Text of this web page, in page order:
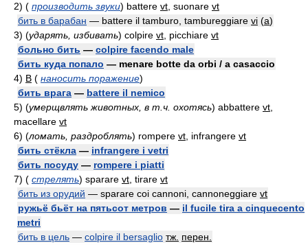
2) ( производить звуки) battere vt , suonare vt
бить в барабан — battere il tamburo, tambureggiare vi (a)
3) (ударять, избивать) colpire vt , picchiare vt
больно бить — colpire facendo male
бить куда попало — menare botte da orbi / a casaccio
4) В ( наносить поражение)
бить врага — battere il nemico
5) (умерщвлять животных, в т.ч. охотясь) abbattere vt
macellare vt
6) (ломать, раздроблять) rompere vt , infrangere vt
бить стёкла — infrangere i vetri
бить посуду — rompere i piatti
7) ( стрелять) sparare vt , tirare vt
бить из орудий — sparare coi cannoni, cannoneggiare vt
ружьё бьёт на пятьсот метров — il fucile tira a cinquecento
metri
бить в цель — colpire il bersaglio тж. перен.